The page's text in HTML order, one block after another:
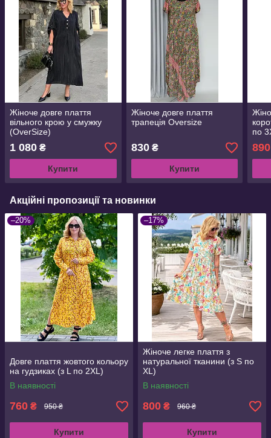
Жіноче довге плаття
вільного крою у смужку
(OverSize)
1 080 ₴
Купити
Жіноче довге плаття
трапеція Oversize
830₴
Купити
по
890
Акційні пропозиції та новинки
–20%
Довге плаття жовтого кольору
на гудзиках (з L по 2XL)
В наявності
760 ₴ 950 ₴
Купити
–17%
Жіноче легке плаття з
натуральної тканини (з S по
XL)
В наявності
800 ₴ 960 ₴
Купити